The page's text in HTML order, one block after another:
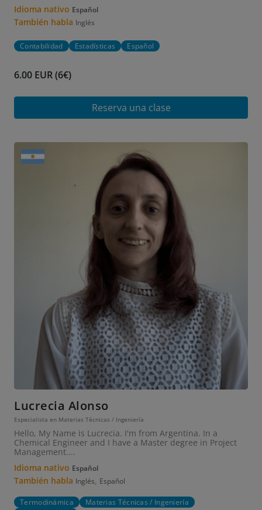
Idioma nativo Español
También habla Inglés
Contabilidad Estadísticas Español
6.00 EUR (6€)
Reserva una clase
Lucrecia Alonso
Especialista en Materias Técnicas / Ingeniería
Hello, My Name is Lucrecia. I'm from Argentina. In a
Chemical Engineer and I have a Master degree in Project
Management....
Idioma nativo Español
También habla Inglés, Español
Termodinámica
Materias Técnicas / Ingeniería